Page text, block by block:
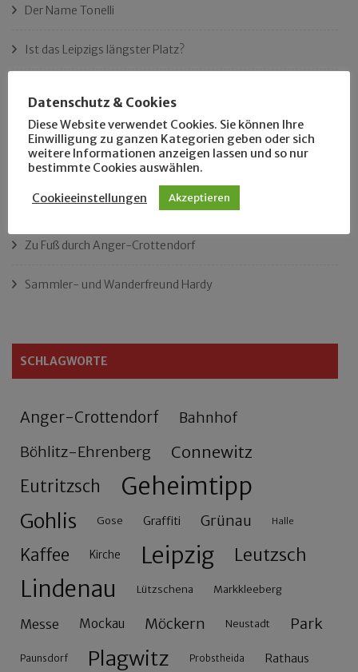
Der Name Tonelli
Ist das Leipzigs längster Platz?
Das neue Eutritzsch-Buch
Der Leipziger Schmiedetag von 1904
Rennfahrer in Schönefeld und Zschocher
Zu Fuß durch Anger-Crottendorf
Sammler- und Wanderfreund Hardy
SCHLAGWORTE
Anger-Crottendorf Bahnhof
Böhlitz-Ehrenberg Connewitz
Eutritzsch Geheimtipp
Gohlis Gose Graffiti Grünau Halle
Kaffee Kirche Leipzig Leutzsch
Lindenau Lützschena Markkleeberg
Messe Mockau Möckern Neustadt Park
Paunsdorf Plagwitz Probstheida Rathaus
Datenschutz & Cookies
Diese Website verwendet Cookies. Sie können Ihre
Einwilligung zu ganzen Kategorien geben oder sich
weitere Informationen anzeigen lassen und so nur
bestimmte Cookies auswählen.
Cookieeinstellungen Akzeptieren